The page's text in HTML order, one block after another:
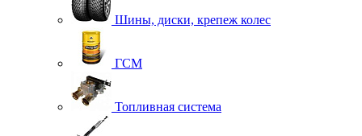
Шины, диски, крепеж колес
ГСМ
Топливная система